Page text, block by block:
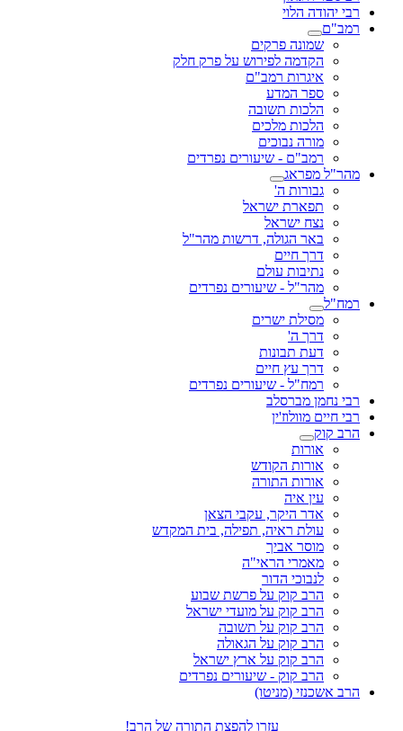
רבי יהודה הלוי
רמב"ם
שמונה פרקים
הקדמה לפירוש על פרק חלק
איגרות רמב"ם
ספר המדע
הלכות תשובה
הלכות מלכים
מורה נבוכים
רמב"ם - שיעורים נפרדים
מהר"ל מפראג
גבורות ה'
תפארת ישראל
נצח ישראל
באר הגולה, דרשות מהר"ל
דרך חיים
נתיבות עולם
מהר"ל - שיעורים נפרדים
רמח"ל
מסילת ישרים
דרך ה'
דעת תבונות
דרך עץ חיים
רמח"ל - שיעורים נפרדים
רבי נחמן מברסלב
רבי חיים מוולוז'ין
הרב קוק
אורות
אורות הקודש
אורות התורה
עין איה
אדר היקר, עקבי הצאן
עולת ראיה, תפילה, בית המקדש
מוסר אביך
מאמרי הראי"ה
לנבוכי הדור
הרב קוק על פרשת שבוע
הרב קוק על מועדי ישראל
הרב קוק על תשובה
הרב קוק על הגאולה
הרב קוק על ארץ ישראל
הרב קוק - שיעורים נפרדים
הרב אשכנזי (מניטו)
עזרו להפצת התורה של הרב!